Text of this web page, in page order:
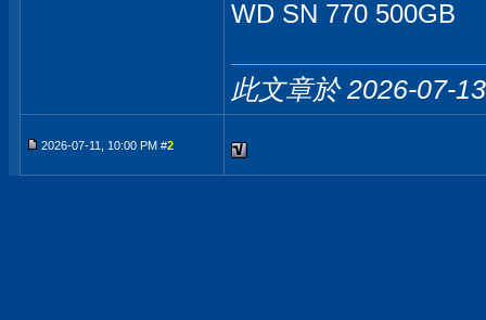
WD SN 770 500GB
此文章於 2026-07-
2026-07-11, 10:00 PM #2